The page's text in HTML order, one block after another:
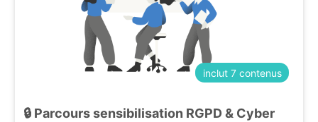
inclut 7 contenus
🔒 Parcours sensibilisation RGPD & Cyber